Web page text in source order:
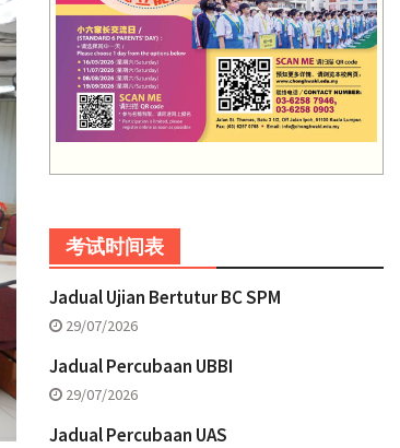
考试时间表
Jadual Ujian Bertutur BC SPM
29/07/2026
Jadual Percubaan UBBI
29/07/2026
Jadual Percubaan UAS